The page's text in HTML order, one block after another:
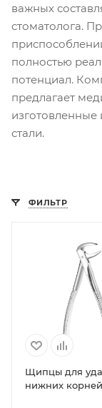
важных
стоматолога.
полностью
потенциал.
предлагает
стали.
ФИЛЬТР
Щипцы для
нижних